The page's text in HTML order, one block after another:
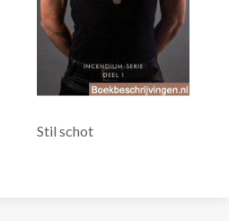
Stil schot